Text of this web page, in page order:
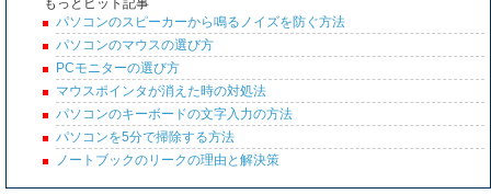
もっとヒット記事
パソコンのスピーカーから鳴るノイズを防ぐ方法
パソコンのマウスの選び方
PCモニターの選び方
マウスポインタが消えた時の対処法
パソコンのキーボードの文字入力の方法
パソコンを5分で掃除する方法
ノートブックのリークの理由と解決策